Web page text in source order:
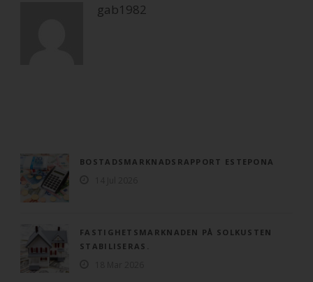
gab1982
BOSTADSMARKNADSRAPPORT ESTEPONA
FASTIGHETSMARKNADEN PÅ SOLKUSTEN
STABILISERAS.